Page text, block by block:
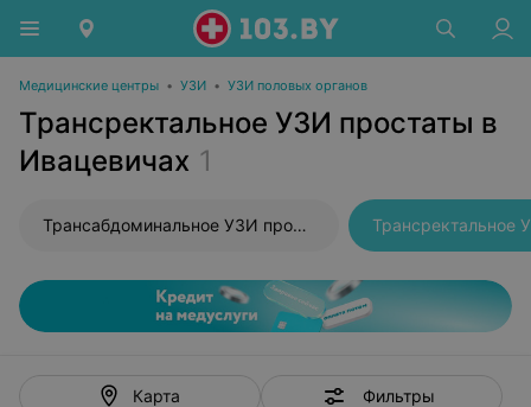
Медицинские центры • УЗИ • УЗИ половых органов
Трансректальное УЗИ простаты в
Ивацевичах 1
Трансабдоминальное УЗИ простаты Трансректальное
Карта Фильтры